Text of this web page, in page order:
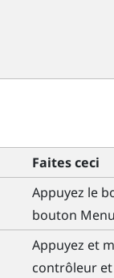
Faites ceci
Appuyez le
bouton Menu
Appuyez et
contrôleur